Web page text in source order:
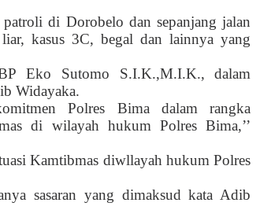
di Dorobelo dan sepanjang jalan
kasus 3C, begal dan lainnya yang
Eko Sutomo S.I.K.,M.I.K., dalam
Widayaka.
Polres Bima dalam rangka
di wilayah hukum Polres Bima,’’
Kamtibmas diwllayah hukum Polres
sasaran yang dimaksud kata Adib